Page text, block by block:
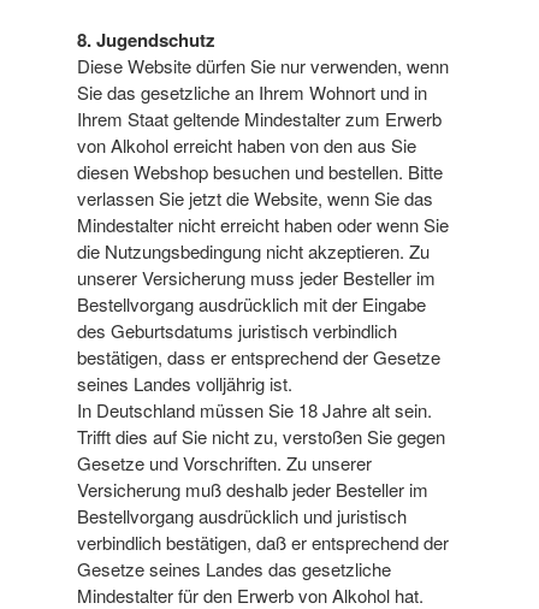
8. Jugendschutz
Diese Website dürfen Sie nur verwenden, wenn
Sie das gesetzliche an Ihrem Wohnort und in
Ihrem Staat geltende Mindestalter zum Erwerb
von Alkohol erreicht haben von den aus Sie
diesen Webshop besuchen und bestellen. Bitte
verlassen Sie jetzt die Website, wenn Sie das
Mindestalter nicht erreicht haben oder wenn Sie
die Nutzungsbedingung nicht akzeptieren. Zu
unserer Versicherung muss jeder Besteller im
Bestellvorgang ausdrücklich mit der Eingabe
des Geburtsdatums juristisch verbindlich
bestätigen, dass er entsprechend der Gesetze
seines Landes volljährig ist.
In Deutschland müssen Sie 18 Jahre alt sein.
Trifft dies auf Sie nicht zu, verstoßen Sie gegen
Gesetze und Vorschriften. Zu unserer
Versicherung muß deshalb jeder Besteller im
Bestellvorgang ausdrücklich und juristisch
verbindlich bestätigen, daß er entsprechend der
Gesetze seines Landes das gesetzliche
Mindestalter für den Erwerb von Alkohol hat.